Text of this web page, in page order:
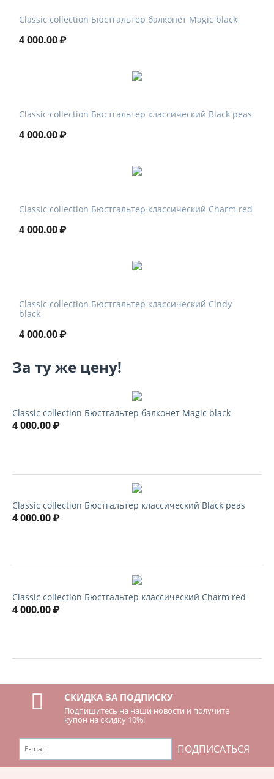
Classic collection Бюстгальтер балконет Magic black
4 000.00₽
Classic collection Бюстгальтер классический Black peas
4 000.00₽
Classic collection Бюстгальтер классический Charm red
4 000.00₽
Classic collection Бюстгальтер классический Cindy
black
4 000.00₽
За ту же цену!
Classic collection Бюстгальтер балконет Magic black
4 000.00₽
Classic collection Бюстгальтер классический Black peas
4 000.00₽
Classic collection Бюстгальтер классический Charm red
4 000.00₽
СКИДКА ЗА ПОДПИСКУ
Подпишитесь на наши новости и получите
купон на скидку 10%!
ПОДПИСАТЬСЯ